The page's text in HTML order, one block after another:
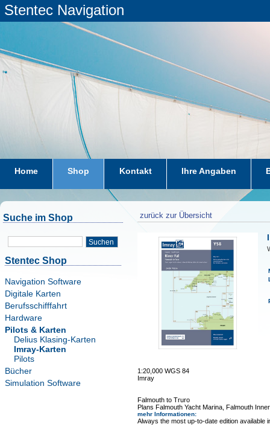
Stentec Navigation
Home Shop Kontakt Ihre Angaben
Suche im Shop
Suchen
Stentec Shop
Navigation Software
Digitale Karten
Berufsschifffahrt
Hardware
Pilots & Karten
Delius Klasing-Karten
Imray-Karten
Pilots
Bücher
Simulation Software
zurück zur Übersicht
1:20,000 WGS 84
Imray
Falmouth to Truro
Plans Falmouth Yacht Marina, Falmouth
mehr Informationen:
Always the most up-to-date edition